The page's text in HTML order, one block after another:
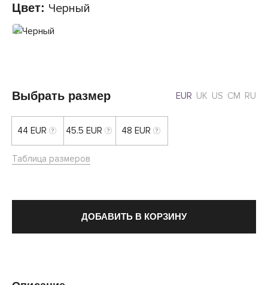
Цвет: Черный
Выбрать размер EUR UK US CM RU
44 EUR 45.5 EUR 48 EUR
Таблица размеров
ДОБАВИТЬ В КОРЗИНУ